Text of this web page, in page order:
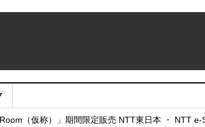
トサービス移行のお知らせ
（仮称）」期間限定販売 NTT東日本 ・ NTT